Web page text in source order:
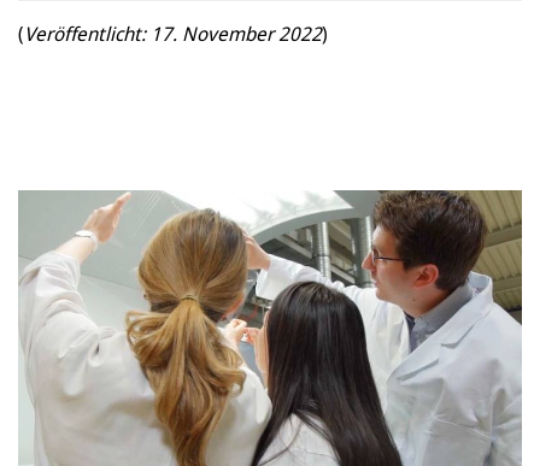
(Veröffentlicht: 17. November 2022)